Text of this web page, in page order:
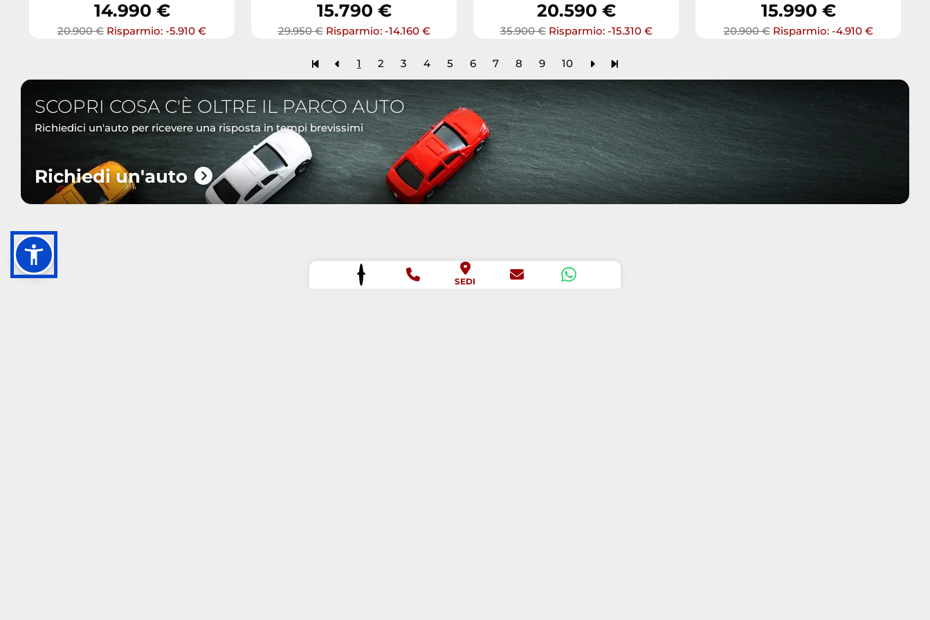
14.990 €
20.900 € Risparmio: -5.910 €
15.790 €
29.950 € Risparmio: -14.160 €
20.590 €
35.900 € Risparmio: -15.310 €
15.990 €
20.900 € Risparmio: -4.910 €
1 2 3 4 5 6 7 8 9 10
SCOPRI COSA C'È OLTRE IL PARCO AUTO
Richiedici un'auto per ricevere una risposta in tempi brevissimi
Richiedi un'auto
SEDI